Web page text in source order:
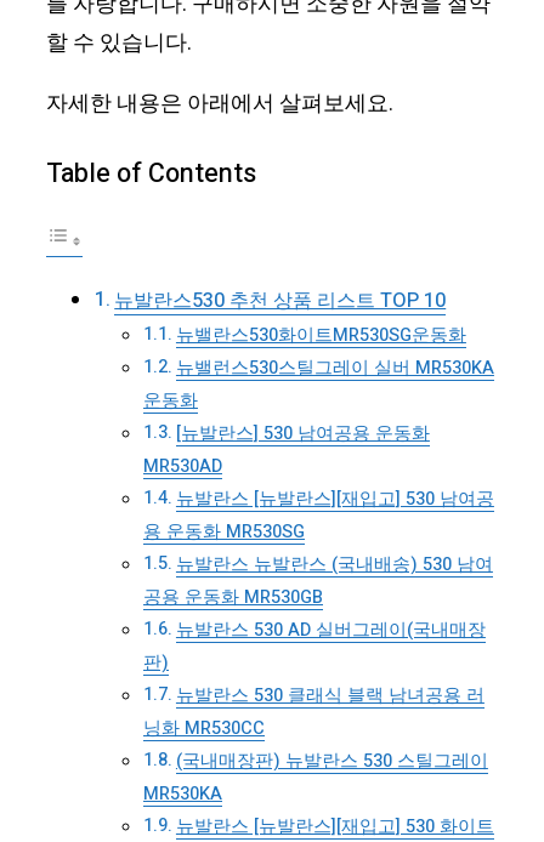
할 수 있습니다.
자세한 내용은 아래에서 살펴보세요.
Table of Contents
뉴발란스530 추천 상품 리스트 TOP 10
뉴밸란스530화이트MR530SG운동화
뉴밸런스530스틸그레이 실버 MR530KA
운동화
[뉴발란스] 530 남여공용 운동화
MR530AD
뉴발란스 [뉴발란스][재입고] 530 남여공
용 운동화 MR530SG
뉴발란스 뉴발란스 (국내배송) 530 남여
공용 운동화 MR530GB
뉴발란스 530 AD 실버그레이(국내매장
판)
뉴발란스 530 클래식 블랙 남녀공용 러
닝화 MR530CC
(국내매장판) 뉴발란스 530 스틸그레이
MR530KA
뉴발란스 [뉴발란스][재입고] 530 화이트